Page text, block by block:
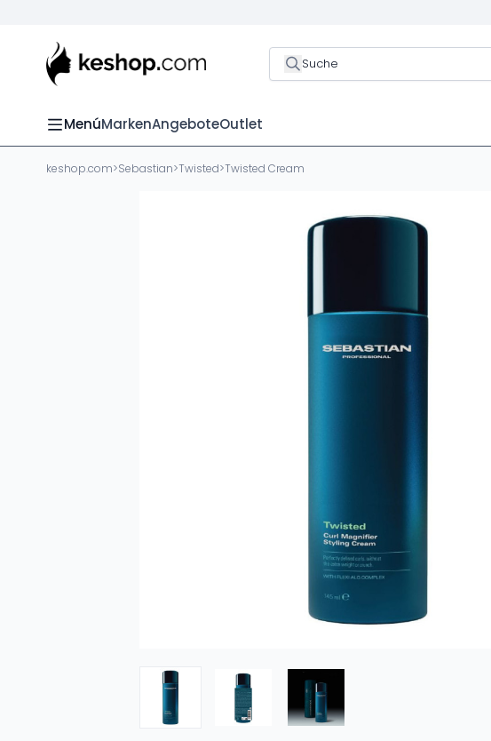
Suche
MenúMarkenAngeboteOutlet
keshop.com>Sebastian>Twisted>Twisted Cream